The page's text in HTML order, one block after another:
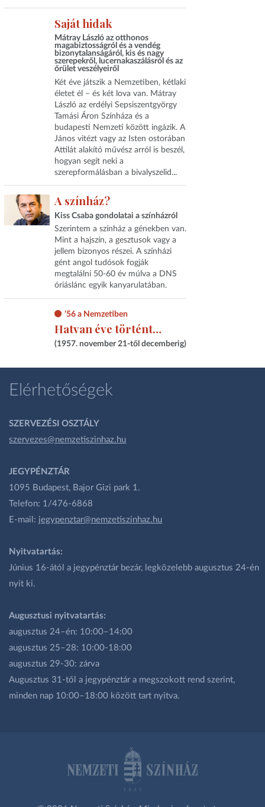
Saját hidak
Mátray László az otthonos
magabiztosságról és a vendég
bizonytalanságáról, kis és nagy
szerepekről, lucernakaszálásról és az
őrület veszélyeiről
Két éve játszik a Nemzetiben, kétlaki
életet él – és két lova van. Mátray
László az erdélyi Sepsiszentgyörgy
Tamási Áron Színháza és a
budapesti Nemzeti között ingázik. A
János vitézt vagy az Isten ostorában
Attilát alakító művész arról is beszél,
hogyan segít neki a
szerepformálásban a bivalyszelid...
A színház?
Kiss Csaba gondolatai a színházról
Szerintem a színház a génekben van.
Mint a hajszín, a gesztusok vagy a
jellem bizonyos részei. A színházi
gént angol tudósok fogják
megtalálni 50-60 év múlva a DNS
óriáslánc egyik kanyarulatában.
’56 a Nemzetiben
Hatvan éve történt…
(1957. november 21-től decemberig)
Elérhetőségek
SZERVEZÉSI OSZTÁLY
szervezes@nemzetiszinhaz.hu
JEGYPÉNZTÁR
1095 Budapest, Bajor Gizi park 1.
Telefon: 1/476-6868
E-mail: jegypenztar@nemzetiszinhaz.hu
Nyitvatartás:
Június 16-ától a jegypénztár bezár, legközelebb augusztus 24-én
nyit ki.
Augusztusi nyitvatartás:
augusztus 24–én: 10:00–14:00
augusztus 25–28: 10:00-18:00
augusztus 29-30: zárva
Augusztus 31-től a jegypénztár a megszokott rend szerint,
minden nap 10:00–18:00 között tart nyitva.